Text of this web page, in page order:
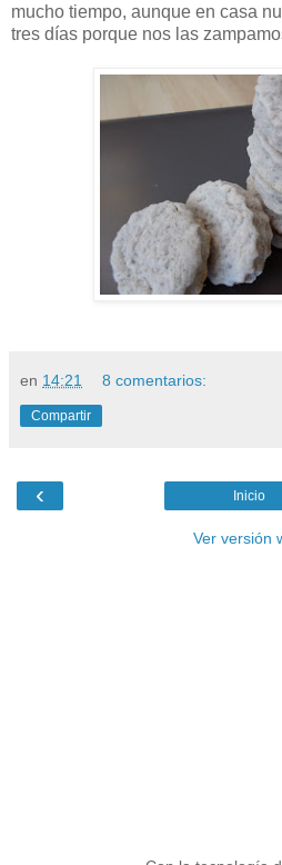
mucho tiempo, aunque en casa
tres días porque nos las
en 14:21 8 comentarios:
Compartir
‹ Inicio
Ver versión